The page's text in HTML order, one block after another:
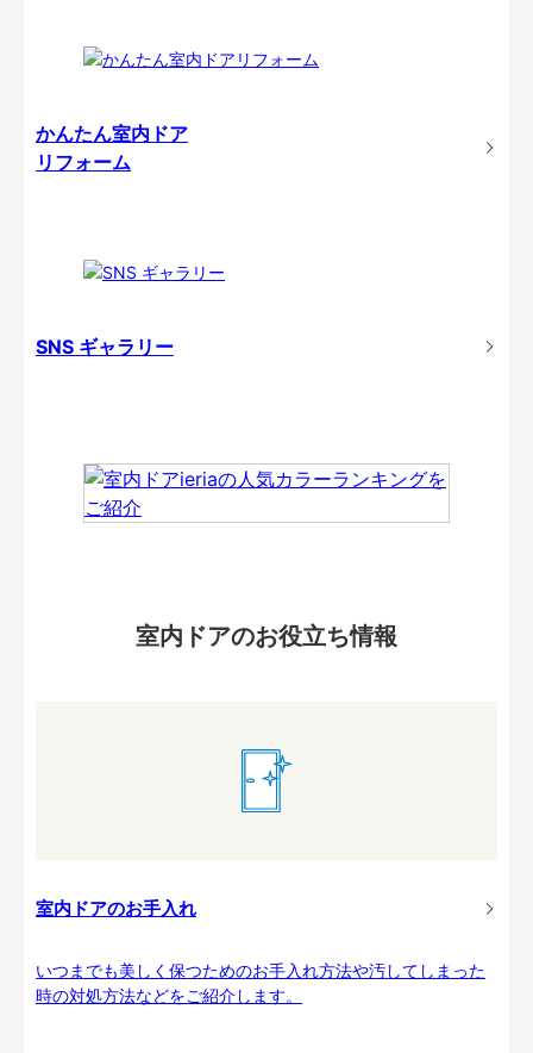
かんたん室内ドア
リフォーム
SNS ギャラリー
室内ドアのお役立ち情報
室内ドアのお手入れ
いつまでも美しく保つためのお手入れ方法や汚してしまった
時の対処方法などをご紹介します。